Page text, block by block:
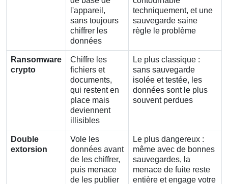
l'appareil,
sans toujours
chiffrer les
données
techniquement, et une
sauvegarde saine
règle le problème
Ransomware
crypto
Chiffre les
fichiers et
documents,
qui restent en
place mais
deviennent
illisibles
Le plus classique :
sans sauvegarde
isolée et testée, les
données sont le plus
souvent perdues
Double
extorsion
Vole les
données avant
de les chiffrer,
puis menace
de les publier
Le plus dangereux :
même avec de bonnes
sauvegardes, la
menace de fuite reste
entière et engage votre